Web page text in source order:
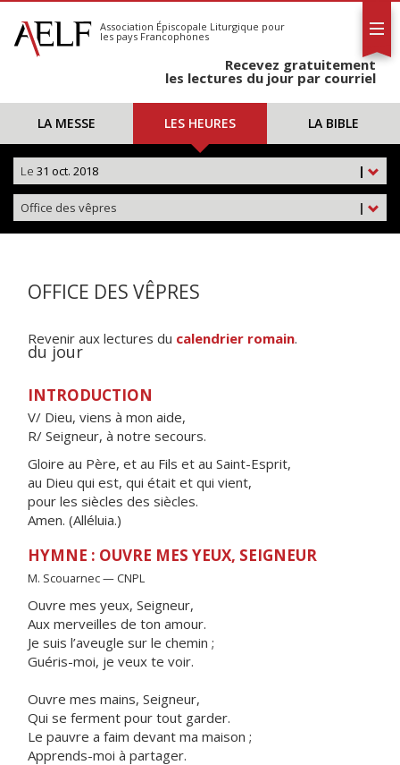
S'abonner
Calendrier
Association Épiscopale Liturgique pour
les pays Francophones
Recevez gratuitement
les lectures du jour par courriel
LA MESSE LES HEURES LA BIBLE
|
Le 31 oct. 2018
|
Office des vêpres
OFFICE DES VÊPRES
Revenir aux lectures du calendrier romain.
du jour
INTRODUCTION
V/ Dieu, viens à mon aide,
R/ Seigneur, à notre secours.
Gloire au Père, et au Fils et au Saint-Esprit,
au Dieu qui est, qui était et qui vient,
pour les siècles des siècles.
Amen. (Alléluia.)
HYMNE : OUVRE MES YEUX, SEIGNEUR
M. Scouarnec — CNPL
Ouvre mes yeux, Seigneur,
Aux merveilles de ton amour.
Je suis l’aveugle sur le chemin ;
Guéris-moi, je veux te voir.
Ouvre mes mains, Seigneur,
Qui se ferment pour tout garder.
Le pauvre a faim devant ma maison ;
Apprends-moi à partager.